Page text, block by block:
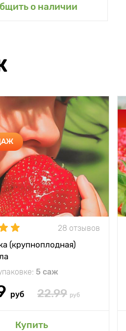
о наличии
28 отзывов
(крупноплодная)
5 саж
руб 22.99 руб
Купить